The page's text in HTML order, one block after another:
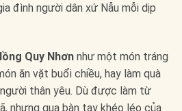
đình người dân xứ Nẫu mỗi dịp
Quy Nhơn như một món tráng
ăn vặt buổi chiều, hay làm quà
thân yêu. Dù được làm từ
nhưng qua bàn tay khéo léo của